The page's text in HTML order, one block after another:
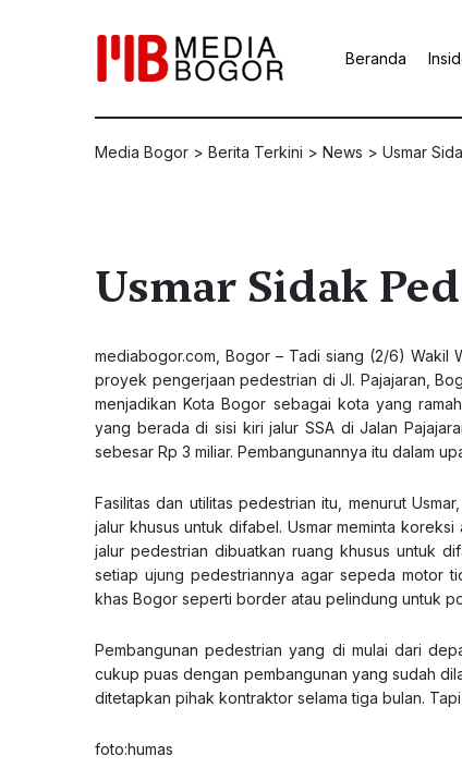
Beranda
Media Bogor > Berita Terkini > News > Usmar
Usmar Sidak
mediabogor.com , Bogor – Tadi siang (2/6) Wakil
proyek pengerjaan pedestrian di Jl. Pajajaran,
menjadikan Kota Bogor sebagai kota yang
yang berada di sisi kiri jalur SSA di Jalan
sebesar Rp 3 miliar. Pembangunannya itu dalam
Fasilitas dan utilitas pedestrian itu, menurut
jalur khusus untuk difabel. Usmar meminta
jalur pedestrian dibuatkan ruang khusus untuk
setiap ujung pedestriannya agar sepeda motor
khas Bogor seperti border atau pelindung untuk
Pembangunan pedestrian yang di mulai dari
cukup puas dengan pembangunan yang sudah
ditetapkan pihak kontraktor selama tiga bulan.
foto:humas